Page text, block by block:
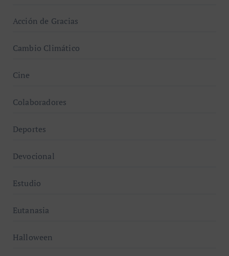
Acción de Gracias
Cambio Climático
Cine
Colaboradores
Deportes
Devocional
Estudio
Eutanasia
Halloween